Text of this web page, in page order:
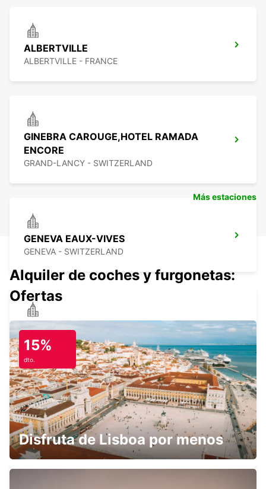
ALBERTVILLE
ALBERTVILLE - FRANCE
GINEBRA CAROUGE,HOTEL RAMADA
ENCORE
GRAND-LANCY - SWITZERLAND
GENEVA EAUX-VIVES
GENEVA - SWITZERLAND
ANNEMASSE
ANNEMASSE - FRANCE
GINEBRA, CENTRO
GENEVA - SWITZERLAND
Más estaciones
Alquiler de coches y furgonetas:
Ofertas
15%
dto.
Disfruta de Lisboa por menos